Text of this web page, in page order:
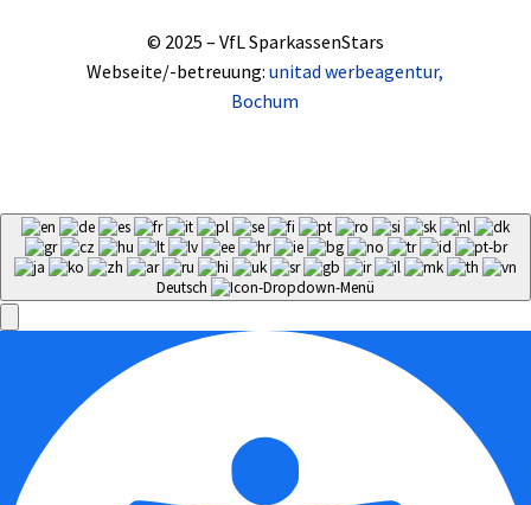
© 2025 – VfL SparkassenStars
Webseite/-betreuung:unitad werbeagentur,
Bochum
Deutsch